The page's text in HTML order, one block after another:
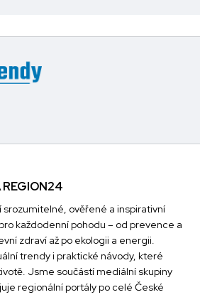
REGION24
srozumitelné, ověřené a inspirativní
každodenní pohodu – od prevence a
zdraví až po ekologii a energii.
trendy i praktické návody, které
Jsme součástí mediální skupiny
regionální portály po celé České